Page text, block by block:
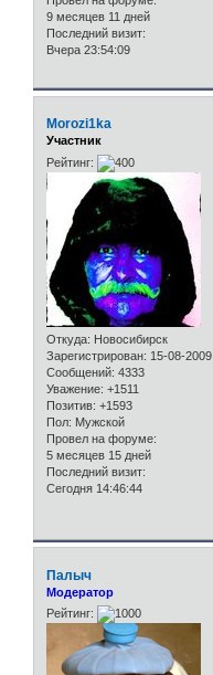
9 месяцев 11 дней
Последний визит:
Вчера 23:54:09
Morozi1ka
Участник
Рейтинг:
Откуда: Новосибирск
Зарегистрирован: 15-08-2009
Сообщений: 4333
Уважение: +1511
Позитив: +1593
Пол: Мужской
Провел на форуме:
5 месяцев 15 дней
Последний визит:
Сегодня 14:46:44
Палыч
Модератор
Рейтинг: